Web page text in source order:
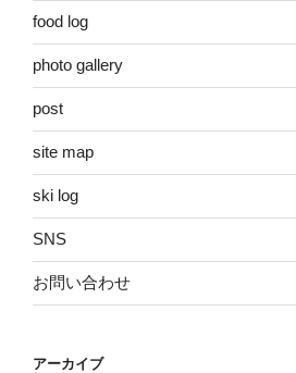
food log
photo gallery
post
site map
ski log
SNS
お問い合わせ
アーカイブ